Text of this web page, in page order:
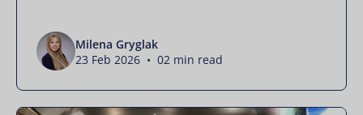
Milena Gryglak
23 Feb 2026 • 02 min read